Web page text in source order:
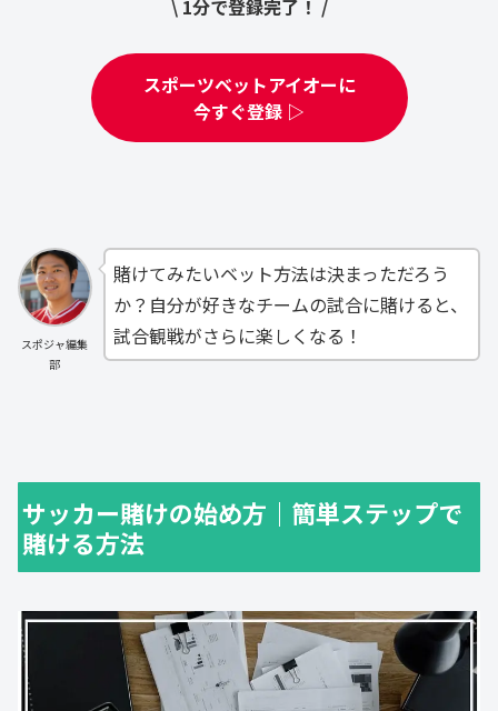
\ 1分で登録完了！ /
スポーツベットアイオーに
今すぐ登録 ▷
スポジャ編集
部
賭けてみたいベット方法は決まっただろう
か？自分が好きなチームの試合に賭けると、
試合観戦がさらに楽しくなる！
サッカー賭けの始め方｜簡単ステップで
賭ける方法